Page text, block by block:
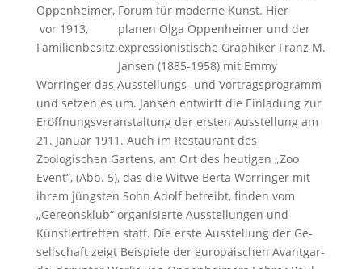
Oppenheimer,
vor 1913,
Familienbesitz.
Forum für moderne Kunst. Hier
planen Olga Oppenheimer und der
expressionistische Graphiker Franz M.
Jansen (1885-1958) mit Emmy
Worringer das Ausstellungs- und Vortragsprogramm
und setzen es um. Jansen entwirft die Einladung zur
Eröffnungsveranstaltung der ersten Ausstellung am
21. Januar 1911. Auch im Restaurant des
Zoologischen Gartens, am Ort des heutigen „Zoo
Event“, (Abb. 5), das die Witwe Berta Worringer mit
ihrem jüngsten Sohn Adolf betreibt, finden vom
„Gereonsklub“ organisierte Ausstellungen und
Künstlertreffen statt. Die ers­te Aus­stel­lung der Ge­
sell­schaft zeigt Beispiele der eu­ro­päi­schen Avant­gar­